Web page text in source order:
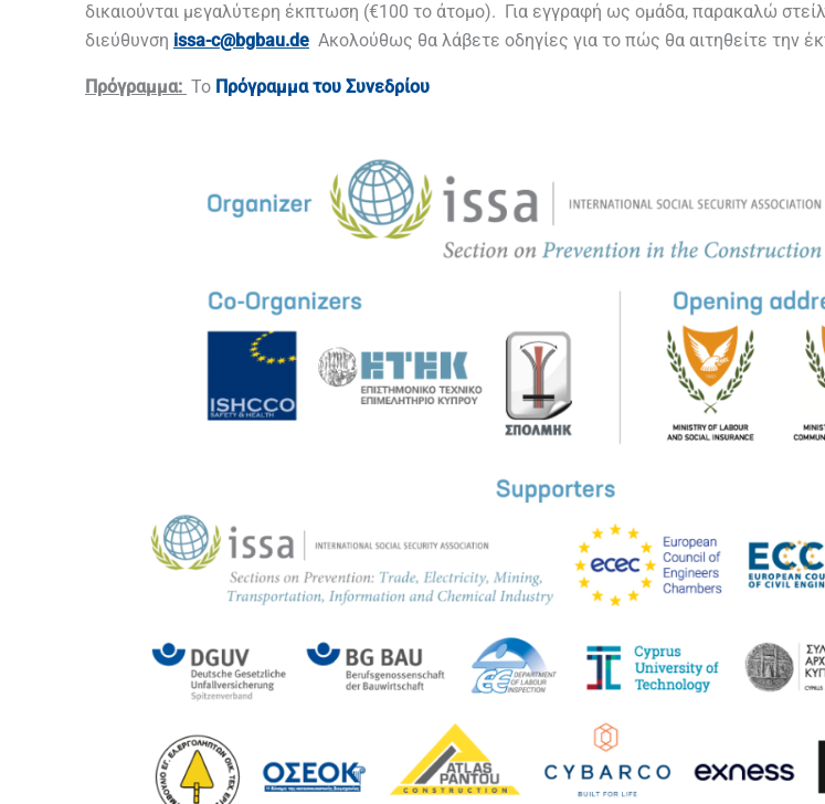
δικαιούνται μεγαλύτερη έκπτωση (€100 το άτομο). Για εγγραφή ως ομάδα, παρακαλώ
διεύθυνση issa-c@bgbau.de Ακολούθως θα λάβετε οδηγίες για το πώς θα αιτηθείτε την
Πρόγραμμα: Το Πρόγραμμα του Συνεδρίου